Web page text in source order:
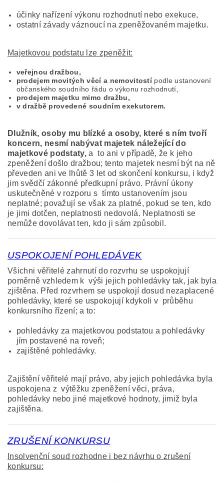
účinky nařízení výkonu rozhodnutí nebo exekuce,
ostatní závady váznoucí na zpeněžovaném majetku.
Majetkovou podstatu lze zpeněžit:
veřejnou dražbou,
prodejem movitých věcí a nemovitostípodle ustanovení
občanského soudního řádu o výkonu rozhodnutí,
prodejem majetku mimo dražbu,
v dražbě provedené soudním exekutorem.
Dlužník, osoby mu blízké a osoby, které s ním tvoří
koncern, nesmí nabývat majetek náležející do
majetkové podstaty, a to ani v případě, že k jeho
zpeněžení došlo dražbou; tento majetek nesmí být na ně
převeden ani ve lhůtě 3 let od skončení konkursu, i když
jim svědčí zákonné předkupní právo. Právní úkony
uskutečněné v rozporu s tímto ustanovením jsou
neplatné; považují se však za platné, pokud se ten, kdo
je jimi dotčen, neplatnosti nedovolá. Neplatnosti se
nemůže dovolávat ten, kdo ji sám způsobil.
USPOKOJENÍ POHLEDÁVEK
Všichni věřitelé zahrnutí do rozvrhu se uspokojují
poměrně vzhledem k výši jejich pohledávky tak, jak byla
zjištěna. Před rozvrhem se uspokojí dosud nezaplacené
pohledávky, které se uspokojují kdykoli v průběhu
konkursního řízení; a to:
pohledávky za majetkovou podstatou a pohledávky
jím postavené na roveň;
zajištěné pohledávky.
Zajištění věřitelé mají právo, aby jejich pohledávka byla
uspokojena z výtěžku zpeněžení věci, práva,
pohledávky nebo jiné majetkové hodnoty, jimiž byla
zajištěna.
ZRUŠENÍ KONKURSU
Insolvenční soud rozhodne i bez návrhu o zrušení
konkursu: